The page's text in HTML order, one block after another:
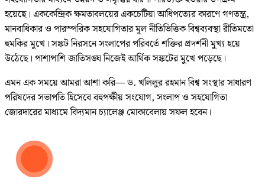
হয়েছে। এককেন্দ্রিক ক্ষমতাবলয়ের একচেটিয়া আধিপত্যের কারণে গণতন্ত্র,
মানবাধিকার ও পারস্পরিক সহযোগিতার মূল নীতিভিত্তিক বিশ্বব্যবস্থা রীতিমতো
হুমকির মুখে। সঙ্কট নিরসনে সংলাপের পরিবর্তে শক্তির প্রদর্শনী মুখ্য হয়ে
উঠেছে। পাশাপাশি জাতিসঙ্ঘ নিজেই আর্থিক সঙ্কটের মুখে পড়েছে।
এমন এক সময়ে আমরা আশা করি— ড. খলিলুর রহমান বিশ্ব সংস্থার সাধারণ
পরিষদের সভাপতি হিসেবে বহুপক্ষীয় সংযোগ, সংলাপ ও সহযোগিতা
জোরদারের মাধ্যমে বিদ্যমান চ্যালেঞ্জ মোকাবেলায় সফল হবেন।